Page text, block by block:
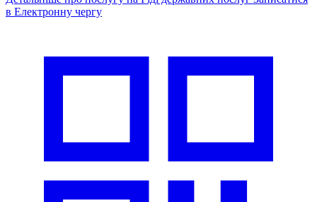
в Електронну чергу